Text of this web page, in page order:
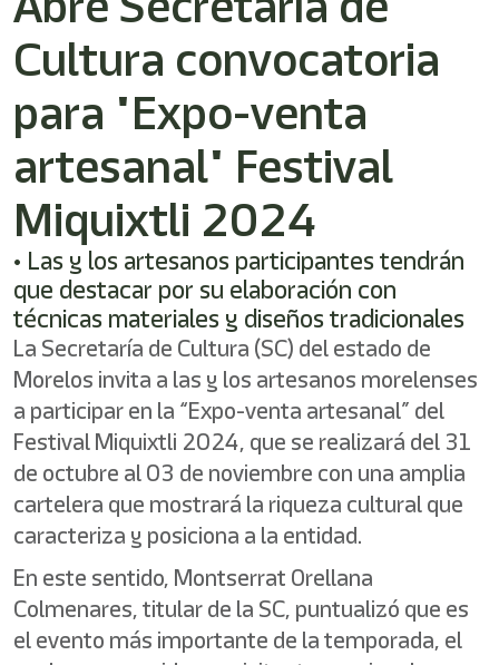
Este
acceso
directo
lector
de
pantalla
para
ayudarle
navegar
interactuar
con
contenido.
Cultura convocatoria
para "Expo-venta
artesanal" Festival
Miquixtli 2024
• Las y los artesanos participantes tendrán
que destacar por su elaboración con
técnicas materiales y diseños tradicionales
La Secretaría de Cultura (SC) del estado de
Morelos invita a las y los artesanos morelenses
a participar en la “Expo-venta artesanal” del
Festival Miquixtli 2024, que se realizará del 31
de octubre al 03 de noviembre con una amplia
cartelera que mostrará la riqueza cultural que
caracteriza y posiciona a la entidad.
En este sentido, Montserrat Orellana
Colmenares, titular de la SC, puntualizó que es
el evento más importante de la temporada, el